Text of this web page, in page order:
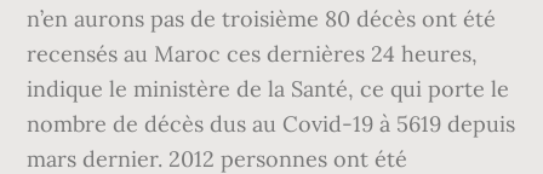
n’en aurons pas de troisième 80 décès ont été
recensés au Maroc ces dernières 24 heures,
indique le ministère de la Santé, ce qui porte le
nombre de décès dus au Covid-19 à 5619 depuis
mars dernier. 2012 personnes ont été